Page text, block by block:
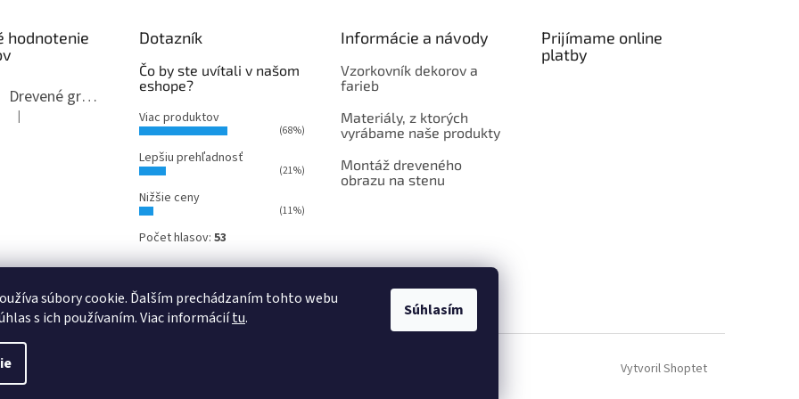
súbory cookie. Ďalším prechádzaním tohto webu
s ich používaním. Viac informáciítu. Súhlasím
hodnotenie
Drevené gravírované trofeje - ocenenia na mieru
Hodnotenie produktu je 5 z 5 hviezdičiek.
|
Dotazník
Čo by ste uvítali v našom
eshope?
Viac produktov
(68%)
Lepšiu prehľadnosť
(21%)
Nižšie ceny
(11%)
Počet hlasov: 53
Informácie a návody
Vzorkovník dekorov a
farieb
Materiály, z ktorých
vyrábame naše produkty
Montáž dreveného
obrazu na stenu
Prijímame online
platby
Obchodné podmienky Kontakt Hodnotenie obchodu
Vytvoril Shoptet